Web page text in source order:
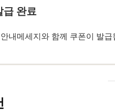
급 완료
내메세지와 함께 쿠폰이 발